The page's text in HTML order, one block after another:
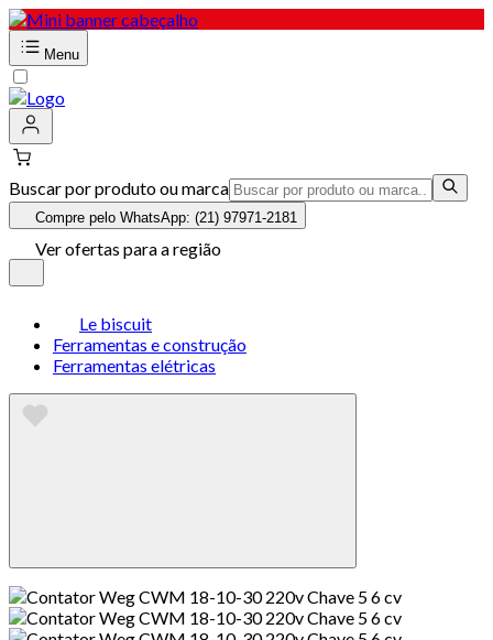
Menu
Buscar por produto ou marca
Compre pelo WhatsApp: (21) 97971-2181
Ver ofertas para a região
Le biscuit
Ferramentas e construção
Ferramentas elétricas